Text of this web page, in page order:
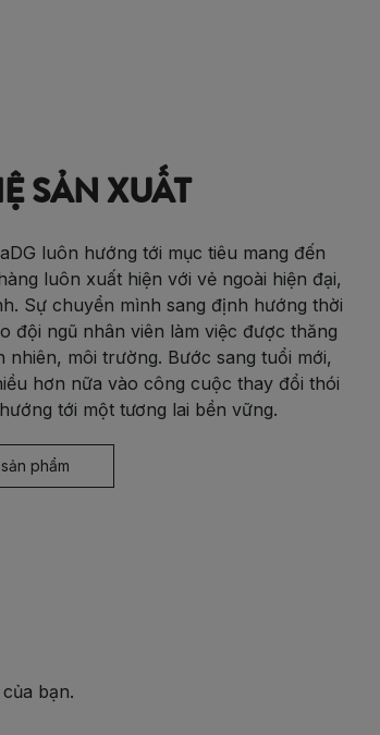
SẢN XUẤT
luôn hướng tới mục tiêu mang đến
luôn xuất hiện với vẻ ngoài hiện đại,
Sự chuyển mình sang định hướng thời
đội ngũ nhân viên làm việc được thăng
môi trường. Bước sang tuổi mới,
hơn nữa vào công cuộc thay đổi thói
tới một tương lai bền vững.
phẩm
bạn.